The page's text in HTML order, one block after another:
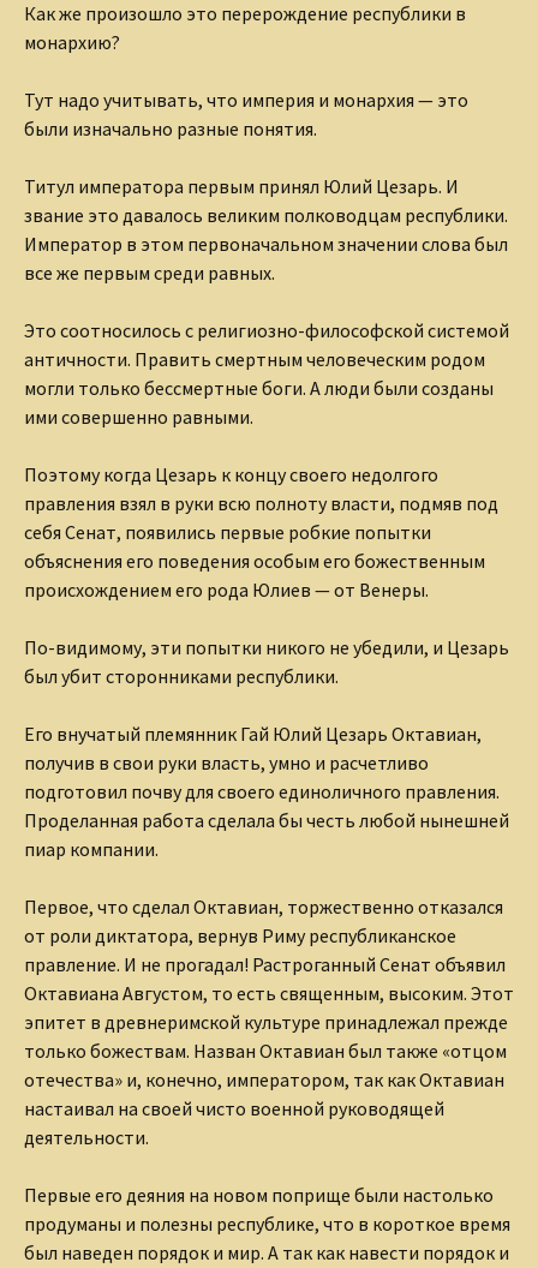
Как же произошло это перерождение республики в
монархию?
Тут надо учитывать, что империя и монархия — это
были изначально разные понятия.
Титул императора первым принял Юлий Цезарь. И
звание это давалось великим полководцам республики.
Император в этом первоначальном значении слова был
все же первым среди равных.
Это соотносилось с религиозно-философской системой
античности. Править смертным человеческим родом
могли только бессмертные боги. А люди были созданы
ими совершенно равными.
Поэтому когда Цезарь к концу своего недолгого
правления взял в руки всю полноту власти, подмяв под
себя Сенат, появились первые робкие попытки
объяснения его поведения особым его божественным
происхождением его рода Юлиев — от Венеры.
По-видимому, эти попытки никого не убедили, и Цезарь
был убит сторонниками республики.
Его внучатый племянник Гай Юлий Цезарь Октавиан,
получив в свои руки власть, умно и расчетливо
подготовил почву для своего единоличного правления.
Проделанная работа сделала бы честь любой нынешней
пиар компании.
Первое, что сделал Октавиан, торжественно отказался
от роли диктатора, вернув Риму республиканское
правление. И не прогадал! Растроганный Сенат объявил
Октавиана Августом, то есть священным, высоким. Этот
эпитет в древнеримской культуре принадлежал прежде
только божествам. Назван Октавиан был также «отцом
отечества» и, конечно, императором, так как Октавиан
настаивал на своей чисто военной руководящей
деятельности.
Первые его деяния на новом поприще были настолько
продуманы и полезны республике, что в короткое время
был наведен порядок и мир. А так как навести порядок и